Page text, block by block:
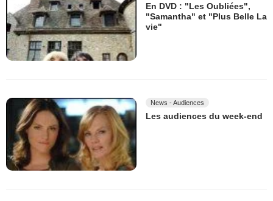
En DVD : "Les Oubliées",
"Samantha" et "Plus Belle La
vie"
News - Audiences
Les audiences du week-end